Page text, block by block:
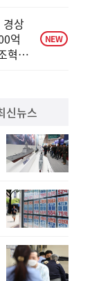
상
억
혁신
NEW
신뉴스